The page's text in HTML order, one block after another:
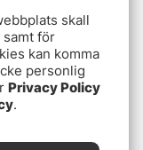
skall
samt för
kan komma
personlig
Privacy Policy
.